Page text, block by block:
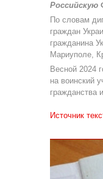
Российскую
По словам
граждан
гражданина
Мариуполе,
Весной 2024
на воинский
гражданства
Источник